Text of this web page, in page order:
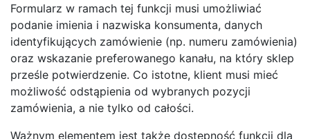
Formularz w ramach tej funkcji musi umożliwiać
podanie imienia i nazwiska konsumenta, danych
identyfikujących zamówienie (np. numeru zamówienia)
oraz wskazanie preferowanego kanału, na który sklep
prześle potwierdzenie. Co istotne, klient musi mieć
możliwość odstąpienia od wybranych pozycji
zamówienia, a nie tylko od całości.
Ważnym elementem jest także dostępność funkcji dla